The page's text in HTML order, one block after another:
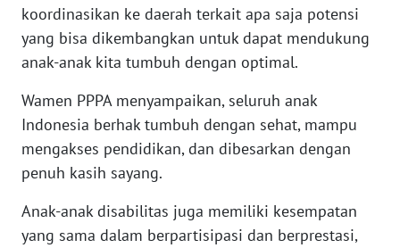
koordinasikan ke daerah terkait apa saja potensi
yang bisa dikembangkan untuk dapat mendukung
anak-anak kita tumbuh dengan optimal.
Wamen PPPA menyampaikan, seluruh anak
Indonesia berhak tumbuh dengan sehat, mampu
mengakses pendidikan, dan dibesarkan dengan
penuh kasih sayang.
Anak-anak disabilitas juga memiliki kesempatan
yang sama dalam berpartisipasi dan berprestasi,
WN
JAKARTA
JABAR
WN
BANTEN
WN
NTT